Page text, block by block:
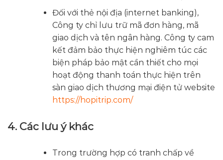
Đối với thẻ nội địa (internet banking),
Công ty chỉ lưu trữ mã đơn hàng, mã
giao dịch và tên ngân hàng. Công ty cam
kết đảm bảo thực hiện nghiêm túc các
biện pháp bảo mật cần thiết cho mọi
hoạt động thanh toán thực hiện trên
sàn giao dịch thương mại điện tử website
https://hopitrip.com/
4. Các lưu ý khác
Trong trường hợp có tranh chấp về